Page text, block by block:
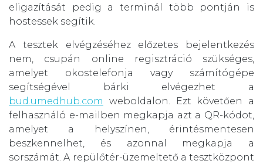
eligazítását pedig a terminál több pontján is
hostessek segítik.
A tesztek elvégzéséhez előzetes bejelentkezés
nem, csupán online regisztráció szükséges,
amelyet okostelefonja vagy számítógépe
segítségével bárki elvégezhet a
bud.umedhub.com
weboldalon. Ezt követően a
felhasználó e-mailben megkapja azt a QR-kódot,
amelyet a helyszínen, érintésmentesen
beszkennelhet, és azonnal megkapja a
sorszámát. A repülőtér-üzemeltető a tesztközpont